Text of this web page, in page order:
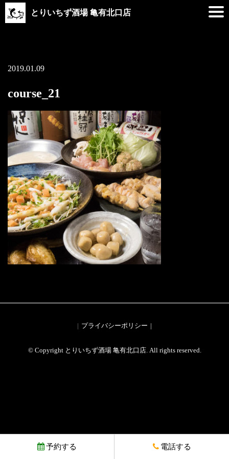
とりいちず酒場 亀有北口店
2019.01.09
course_21
プライバシーポリシー
© Copyright とりいちず酒場 亀有北口店. All rights reserved.
予約する 電話する